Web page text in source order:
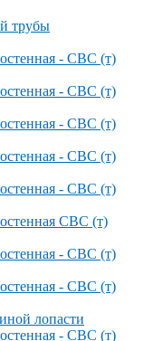
трубы
- СВС (т)
- СВС (т)
- СВС (т)
- СВС (т)
- СВС (т)
СВС (т)
- СВС (т)
- СВС (т)
лопасти
- СВС (т)